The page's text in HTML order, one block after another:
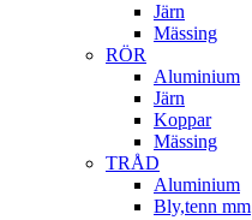
Järn
Mässing
RÖR
Aluminium
Järn
Koppar
Mässing
TRÅD
Aluminium
Bly,tenn mm